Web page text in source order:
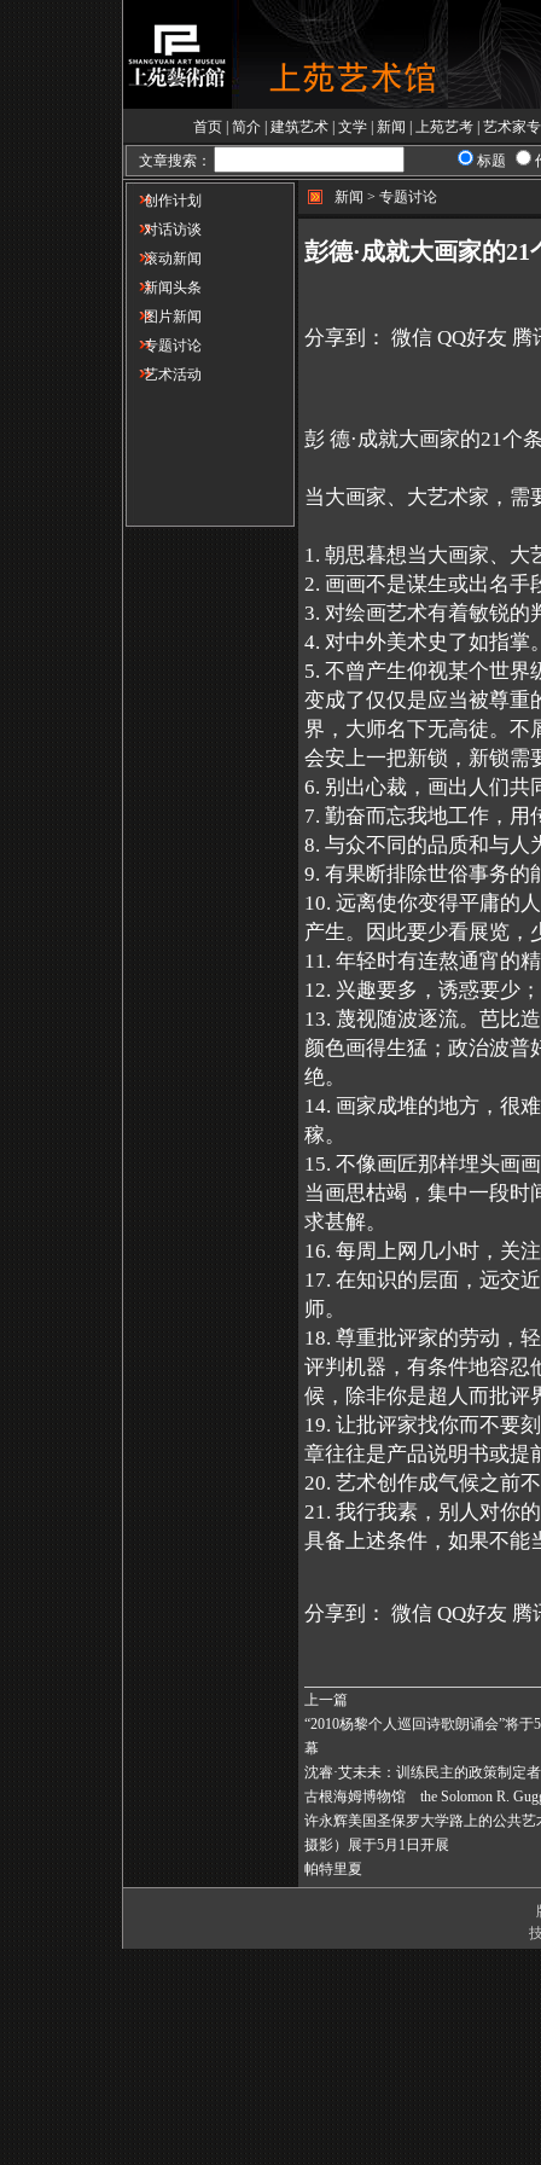
首页 简介 建筑艺术 文学 新闻 上苑艺考 艺术家
文章搜索：
标题
创作计划
对话访谈
滚动新闻
新闻头条
图片新闻
专题讨论
艺术活动
新闻 > 专题讨论
彭德·成就大画家的21
分享到： 微信 QQ好友 腾
彭 德·成就大画家的21个
当大画家、大艺术家，需
1. 朝思暮想当大画家、
2. 画画不是谋生或出名手
3. 对绘画艺术有着敏锐的
4. 对中外美术史了如指掌
5. 不曾产生仰视某个世
变成了仅仅是应当被尊重
界，大师名下无高徒。不
会安上一把新锁，新锁需
6. 别出心裁，画出人们共
7. 勤奋而忘我地工作，
8. 与众不同的品质和与人
9. 有果断排除世俗事务的
10. 远离使你变得平庸的
产生。因此要少看展览，
11. 年轻时有连熬通宵的
12. 兴趣要多，诱惑要少
13. 蔑视随波逐流。芭比
颜色画得生猛；政治波普
绝。
14. 画家成堆的地方，很
稼。
15. 不像画匠那样埋头画
当画思枯竭，集中一段时
求甚解。
16. 每周上网几小时，关
17. 在知识的层面，远交
师。
18. 尊重批评家的劳动，
评判机器，有条件地容忍
候，除非你是超人而批评
19. 让批评家找你而不要
章往往是产品说明书或提
20. 艺术创作成气候之前
21. 我行我素，别人对你
具备上述条件，如果不能
分享到： 微信 QQ好友 腾
上一篇
“2010杨黎个人巡回诗歌朗诵会”将于
幕
沈睿·艾未未：训练民主的政策制定
古根海姆博物馆 the Solomon R.
许永辉美国圣保罗大学路上的公共
摄影）展于5月1日开展
帕特里夏